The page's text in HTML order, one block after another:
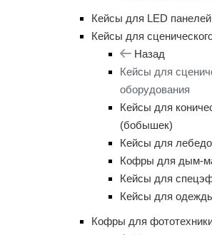
Кейсы для LED
Кейсы для
Назад
Кейсы для
оборудования
Кейсы для
(бобышек)
Кейсы для
Кофры для дым-
Кейсы для
Кейсы для
Кофры для